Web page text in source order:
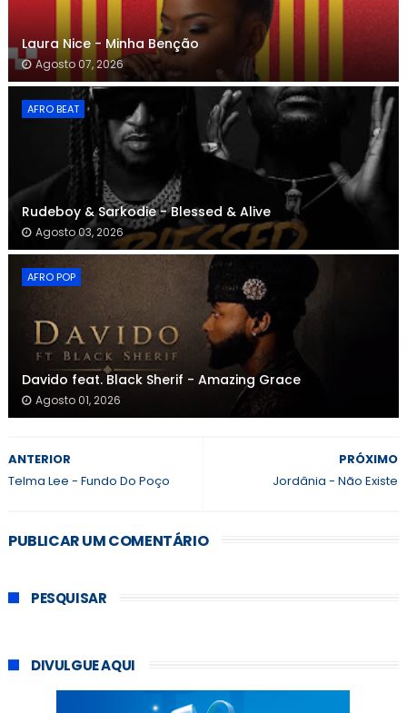
Laura Nice - Minha Benção
Agosto 07, 2026
AFRO BEAT
Rudeboy & Sarkodie - Blessed & Alive
Agosto 03, 2026
AFRO POP
Davido feat. Black Sherif - Amazing Grace
Agosto 01, 2026
PRÓXIMO
Jordânia - Não Existe
ANTERIOR
Telma Lee - Fundo Do Poço
PUBLICAR UM COMENTÁRIO
PESQUISAR
DIVULGUE AQUI